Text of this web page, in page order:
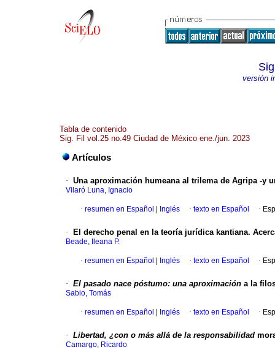
versión
Tabla de contenido
Sig. Fil vol.25 no.49 Ciudad de México ene./jun. 2023
Artículos
· Una aproximación humeana al trilema de Agripa -y
Vilaró Luna, Ignacio
· resumen en Español Inglés · texto en Español ·
· El derecho penal en la teoría jurídica kantiana.
Beade, Ileana P.
· resumen en Español Inglés · texto en Español ·
· El pasado nace póstumo: una aproximación a la
Sabio, Tomás
· resumen en Español Inglés · texto en Español ·
· Libertad, ¿con o más allá de la responsabilidad
Camargo, Ricardo